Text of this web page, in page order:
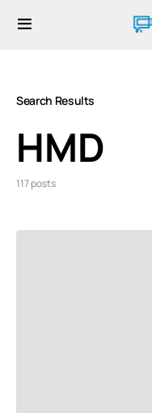
Search Results
HMD
117 posts